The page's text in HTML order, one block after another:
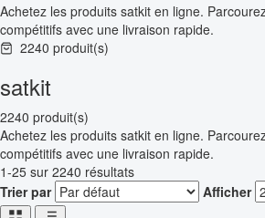
Achetez les produits satkit en ligne.
compétitifs avec une livraison rapide.
2240 produit(s)
satkit
2240 produit(s)
Achetez les produits satkit en ligne.
compétitifs avec une livraison rapide.
1-25 sur 2240 résultats
Trier par
Afficher